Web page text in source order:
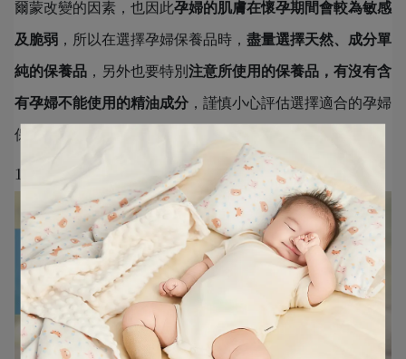
爾蒙改變的因素，也因此孕婦的肌膚在懷孕期間會較為敏感
及脆弱 ，所以在選擇孕婦保養品時， 盡量選擇天然、成分單
純的保養品 ，另外也要特別 注意所使用的保養品，有沒有含
有孕婦不能使用的精油成分 ，謹慎小心評估選擇適合的孕婦
保養品，才能夠在懷孕期間，讓美麗與安全兼顧！
1人吃2人補，懷孕準備物品營養品不可缺！